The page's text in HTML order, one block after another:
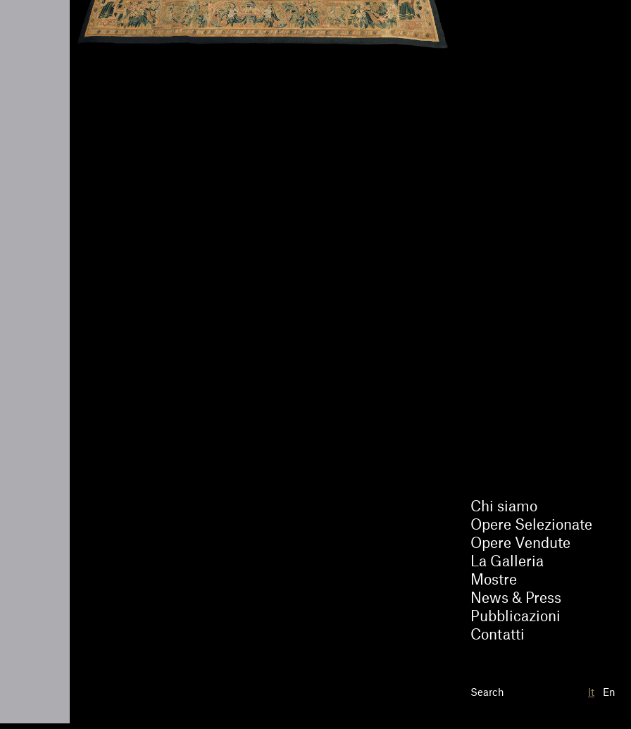
Chi siamo
Opere Selezionate
Opere Vendute
La Galleria
Mostre
News & Press
Pubblicazioni
Contatti
It En